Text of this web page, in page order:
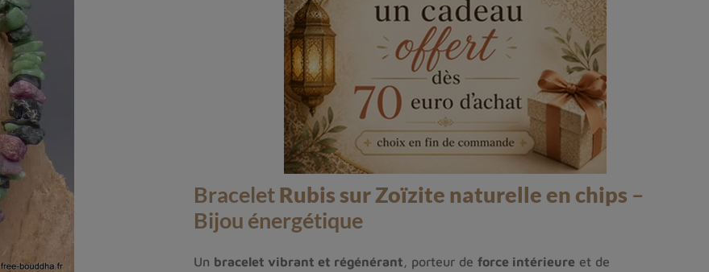
BraceletRubis sur Zoïzite naturelle en chips –
Bijou énergétique
Un bracelet vibrant et régénérant , porteur de force intérieure et de